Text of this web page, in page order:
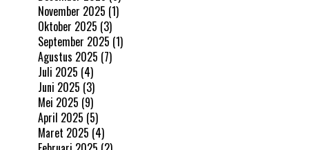
November 2025 (1)
Oktober 2025 (3)
September 2025 (1)
Agustus 2025 (7)
Juli 2025 (4)
Juni 2025 (3)
Mei 2025 (9)
April 2025 (5)
Maret 2025 (4)